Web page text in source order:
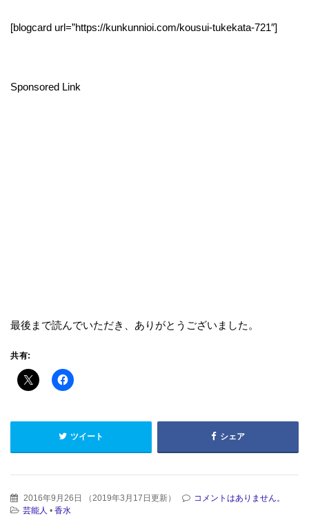
[blogcard url=”https://kunkunnioi.com/kousui-tukekata-721″]
Sponsored Link
最後まで読んでいただき、ありがとうございました。
共有:
ツイート シェア
2016年9月26日 （ 2019年3月17日更新）
コメントはありません。
芸能人 • 香水